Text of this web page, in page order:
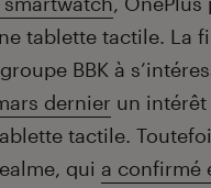
tablette tactile. La
BBK à
dernier un intérêt
tactile.
qui a confirmé